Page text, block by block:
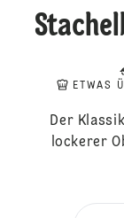
ETWAS
Der
lockerer